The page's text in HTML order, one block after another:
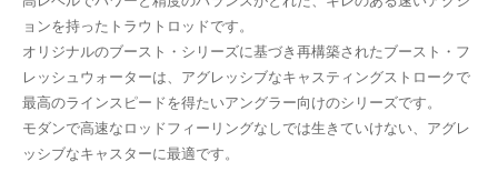
ョンを持ったトラウトロッドです。
オリジナルのブースト・シリーズに基づき再構築されたブースト・フ
レッシュウォーターは、アグレッシブなキャスティングストロークで
最高のラインスピードを得たいアングラー向けのシリーズです。
モダンで高速なロッドフィーリングなしでは生きていけない、アグレ
ッシブなキャスターに最適です。